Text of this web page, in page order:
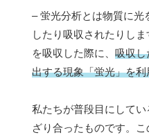
– 蛍光分析とは物質に光
したり吸収されたりし
を吸収した際に、 吸収し
出する現象「蛍光」を
私たちが普段目にして
ざり合ったものです。